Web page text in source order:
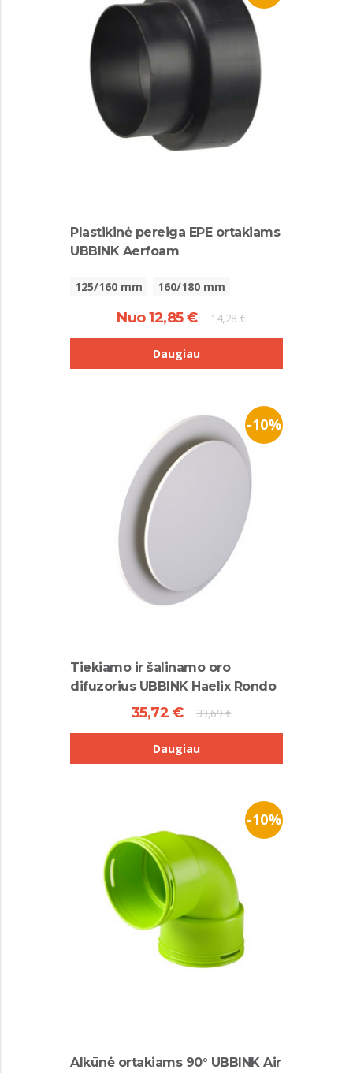
Plastikinė pereiga EPE ortakiams
UBBINK Aerfoam
125/160 mm 160/180 mm
Nuo 12,85 € 14,28 €
Daugiau
-10%
Tiekiamo ir šalinamo oro
difuzorius UBBINK Haelix Rondo
35,72 € 39,69 €
Daugiau
-10%
Alkūnė ortakiams 90° UBBINK Air